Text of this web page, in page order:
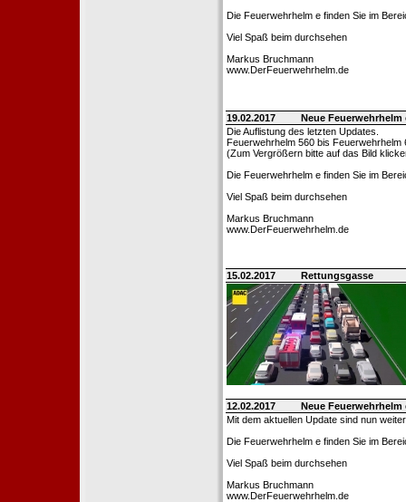
Die Feuerwehrhelm e finden Sie im
Viel Spaß beim durchsehen
Markus Bruchmann
www.DerFeuerwehrhelm.de
19.02.2017
Neue
Die Auflistung des letzten Updates.
Feuerwehrhelm 560 bis Feuerwehrhelm
(Zum Vergrößern bitte auf das Bild
Die Feuerwehrhelm e finden Sie im
Viel Spaß beim durchsehen
Markus Bruchmann
www.DerFeuerwehrhelm.de
15.02.2017 Rettungsgasse
12.02.2017
Neue
Mit dem aktuellen Update sind nun
Die Feuerwehrhelm e finden Sie im
Viel Spaß beim durchsehen
Markus Bruchmann
www.DerFeuerwehrhelm.de